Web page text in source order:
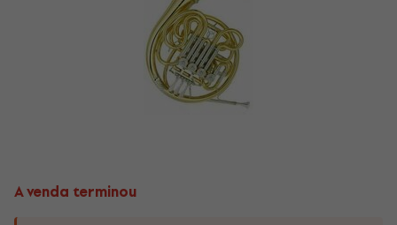
A venda terminou